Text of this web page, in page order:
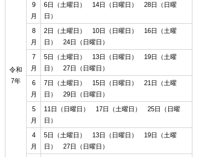
令和
7年
9
月
6日（土曜日） 14日（日曜日） 28日（日曜
日）
8
月
2日（土曜日） 10日（日曜日） 16日（土曜
日） 24日（日曜日）
7
月
5日（土曜日） 13日（日曜日） 19日（土曜
日） 27日（日曜日）
6
月
7日（土曜日） 15日（日曜日） 21日（土曜
日） 29日（日曜日）
5
月
11日（日曜日） 17日（土曜日） 25日（日曜
日）
4
月
5日（土曜日） 13日（日曜日） 19日（土曜
日） 27日（日曜日）